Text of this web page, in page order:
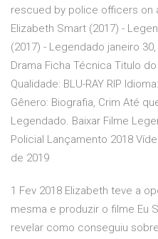
rescued by police officers on
Elizabeth Smart (2017) -
(2017) - Legendado janeiro
Drama Ficha Técnica Titulo
Qualidade: BLU-RAY RIP
Gênero: Biografia, Crim Até
Legendado. Baixar Filme
Policial Lançamento 2018
de 2019
1 Fev 2018 Elizabeth teve a
mesma e produzir o filme Eu
revelar como conseguiu